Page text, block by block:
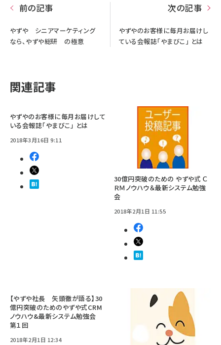
前の記事
やずや シニアマーケティング
なら、やずや総研 の極意
次の記事
やずやのお客様に毎月お届けし
ている会報誌「やまびこ」 とは
関連記事
やずやのお客様に毎月お届けして
いる会報誌「やまびこ」 とは
2018年3月16日 9:11
30億円突破のための やずや式 Ｃ
ＲＭノウハウ＆最新システム勉強
会
2018年2月1日 11:55
【やずや社長 矢頭徹が語る】30
億円突破のためのやずや式CRM
ノウハウ&最新システム勉強会
第１回
2018年2月1日 12:34